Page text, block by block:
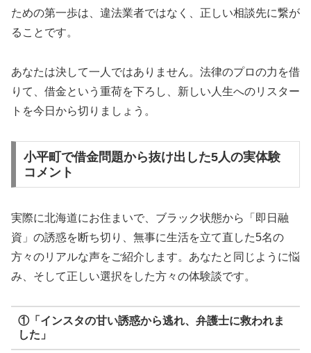
ための第一歩は、違法業者ではなく、正しい相談先に繋が
ることです。
あなたは決して一人ではありません。法律のプロの力を借
りて、借金という重荷を下ろし、新しい人生へのリスター
トを今日から切りましょう。
小平町で借金問題から抜け出した5人の実体験
コメント
実際に北海道にお住まいで、ブラック状態から「即日融
資」の誘惑を断ち切り、無事に生活を立て直した5名の
方々のリアルな声をご紹介します。あなたと同じように悩
み、そして正しい選択をした方々の体験談です。
①「インスタの甘い誘惑から逃れ、弁護士に救われま
した」